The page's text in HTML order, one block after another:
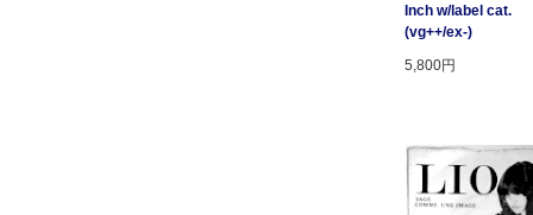
Inch w/label cat.
(vg++/ex-)
5,800円